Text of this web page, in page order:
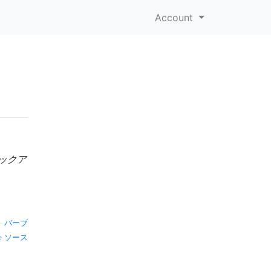
Account
クア
バーブ
ソース